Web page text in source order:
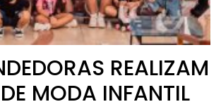
REALIZAM
MODA INFANTIL